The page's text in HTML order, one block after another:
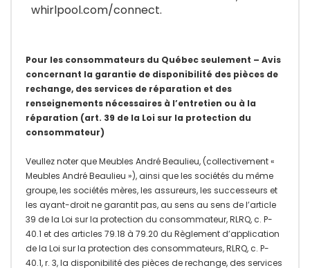
whirlpool.com/connect.
Pour les consommateurs du Québec seulement – Avis
concernant la garantie de disponibilité des pièces de
rechange, des services de réparation et des
renseignements nécessaires à l’entretien ou à la
réparation (art. 39 de la Loi sur la protection du
consommateur)
Veullez noter que Meubles André Beaulieu, (collectivement «
Meubles André Beaulieu »), ainsi que les sociétés du même
groupe, les sociétés mères, les assureurs, les successeurs et
les ayant-droit ne garantit pas, au sens au sens de l’article
39 de la Loi sur la protection du consommateur, RLRQ, c. P-
40.1 et des articles 79.18 à 79.20 du Règlement d’application
de la Loi sur la protection des consommateurs, RLRQ, c. P-
40.1, r. 3, la disponibilité des pièces de rechange, des services